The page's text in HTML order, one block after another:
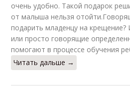
очень удобно. Такой подарок
от малыша нельзя
подарить младенцу на
или просто говорящие
помогают в процессе обучения
Читать дальше →